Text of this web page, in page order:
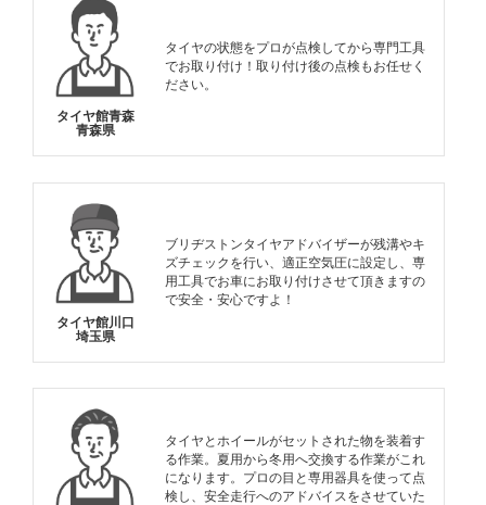
タイヤ館青森
青森県
タイヤの状態をプロが点検してから専門工具
でお取り付け！取り付け後の点検もお任せく
ださい。
タイヤ館川口
埼玉県
ブリヂストンタイヤアドバイザーが残溝やキ
ズチェックを行い、適正空気圧に設定し、専
用工具でお車にお取り付けさせて頂きますの
で安全・安心ですよ！
タイヤとホイールがセットされた物を装着す
る作業。夏用から冬用へ交換する作業がこれ
になります。プロの目と専用器具を使って点
検し、安全走行へのアドバイスをさせていた